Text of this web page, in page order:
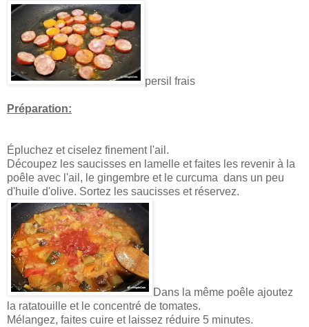
persil frais
Préparation:
Épluchez et ciselez finement l'ail.
Découpez les saucisses en lamelle et faites les revenir à la
poêle avec l'ail, le gingembre et le curcuma dans un peu
d'huile d'olive. Sortez les saucisses et réservez.
Dans la même poêle ajoutez
la ratatouille et le concentré de tomates.
Mélangez, faites cuire et laissez réduire 5 minutes.